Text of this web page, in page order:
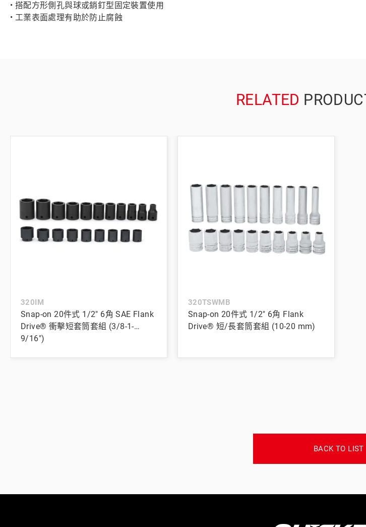
• 搭配方形側孔與球或銷釘型固定裝置使用
• 工業表面處理有助於防止腐蝕
RELATED
320IM
Snap-on 20件式 1/2" 6角 SAE Flank
Drive® 衝擊短套筒套組 (3/8-1-
9/16")
320TSWMB
Snap-on 20件式 1/2" 6角 Flank
Drive® 短/長套筒套組 (10-20 mm)
BACK TO LIST